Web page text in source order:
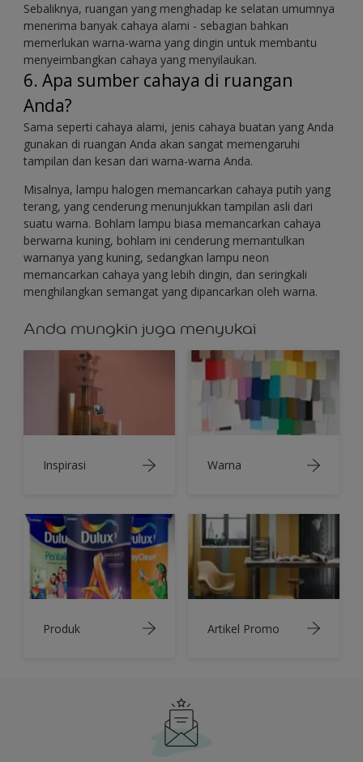
Sebaliknya, ruangan yang menghadap ke selatan umumnya
menerima banyak cahaya alami - sebagian bahkan
memerlukan warna-warna yang dingin untuk membantu
menyeimbangkan cahaya yang menyilaukan.
6. Apa sumber cahaya di ruangan
Anda?
Sama seperti cahaya alami, jenis cahaya buatan yang Anda
gunakan di ruangan Anda akan sangat memengaruhi
tampilan dan kesan dari warna-warna Anda.
Misalnya, lampu halogen memancarkan cahaya putih yang
terang, yang cenderung menunjukkan tampilan asli dari
suatu warna. Bohlam lampu biasa memancarkan cahaya
berwarna kuning, bohlam ini cenderung memantulkan
warnanya yang kuning, sedangkan lampu neon
memancarkan cahaya yang lebih dingin, dan seringkali
menghilangkan semangat yang dipancarkan oleh warna.
Anda mungkin juga menyukai
Inspirasi Warna
Produk Artikel Promo